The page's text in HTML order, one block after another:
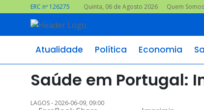
ERC nº 126275 Quinta, 06 de Agosto 2026 Quem Somos
Atualidade Política Economia
Saúde em Portugal:
LAGOS - 2026-06-09, 09:00